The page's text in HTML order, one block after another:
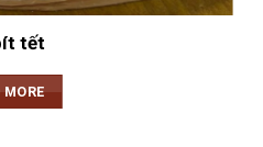
tết
MORE